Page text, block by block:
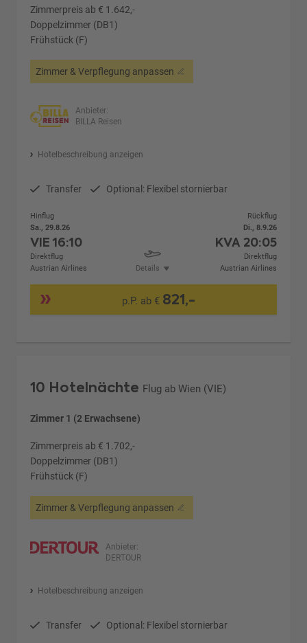
Zimmerpreis ab € 1.642,-
Doppelzimmer (DB1)
Frühstück (F)
Zimmer & Verpflegung anpassen
Anbieter:
BILLA Reisen
Hotelbeschreibung anzeigen
Transfer Optional: Flexibel stornierbar
Hinflug
Sa., 29.8.26
VIE16:10
Direktflug
Austrian Airlines
Details
Rückflug
Di., 8.9.26
KVA 20:05
Direktflug
Austrian Airlines
p.P. ab € 821,-
10 Hotelnächte Flug ab Wien (VIE)
Zimmer 1 (2 Erwachsene)
Zimmerpreis ab € 1.702,-
Doppelzimmer (DB1)
Frühstück (F)
Zimmer & Verpflegung anpassen
Anbieter:
DERTOUR
Hotelbeschreibung anzeigen
Transfer Optional: Flexibel stornierbar